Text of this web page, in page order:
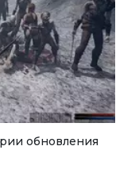
обновления